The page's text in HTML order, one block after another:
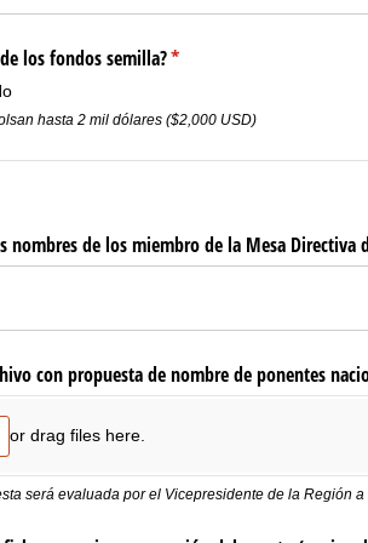
los fondos semilla?*
(required)
hasta 2 mil dólares ($2,000 USD)
nombres de los miembro de la Mesa Directiva
con propuesta de nombre de ponentes
or drag files here.
será evaluada por el Vicepresidente de la Región a